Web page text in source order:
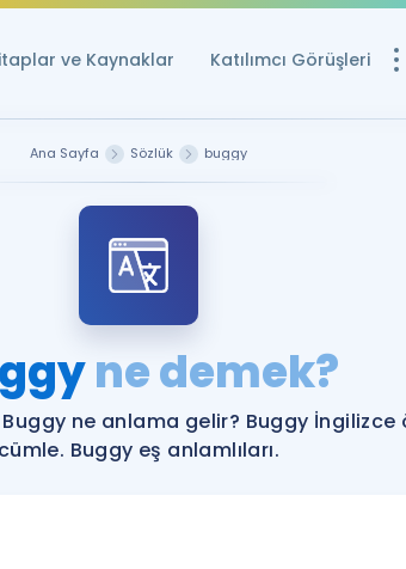
ve Kaynaklar Katılımcı Görüşleri
YDS ve YÖKDİL
Rehberlik Aracı
YDS ve YÖKDİL'e
Tüm ÖSYM
Ana Sayfa Sözlük buggy
ne demek?
ne anlama gelir? Buggy İngilizce
cümle. Buggy eş anlamlıları.